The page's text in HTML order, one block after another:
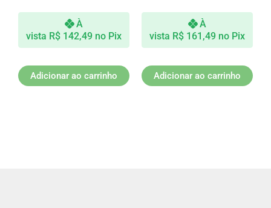
À
vista R$ 142,49 no Pix
Adicionar ao carrinho
À
vista R$ 161,49 no Pix
Adicionar ao carrinho